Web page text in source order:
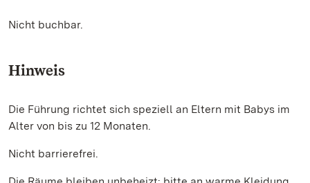
Nicht buchbar.
Hinweis
Die Führung richtet sich speziell an Eltern mit Babys im
Alter von bis zu 12 Monaten.
Nicht barrierefrei.